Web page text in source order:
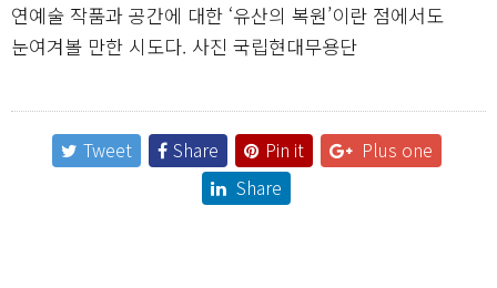
연예술 작품과 공간에 대한 ‘유산의 복원’이란 점에서도
눈여겨볼 만한 시도다. 사진 국립현대무용단
Tweet Share Pin it
Plus one
Share